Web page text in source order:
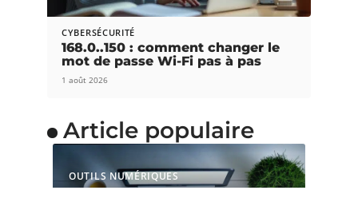
CYBERSÉCURITÉ
168.0..150 : comment changer le
mot de passe Wi-Fi pas à pas
1 août 2026
Article populaire
OUTILS NUMÉRIQUES